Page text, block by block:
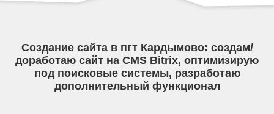
Создание сайта в пгт Кардымово: создам/
доработаю сайт на CMS Bitrix, оптимизирую
под поисковые системы, разработаю
дополнительный функционал